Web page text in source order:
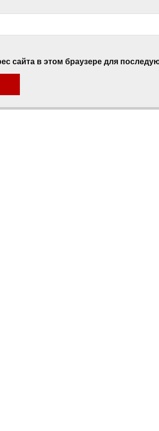
сайта в этом браузере для